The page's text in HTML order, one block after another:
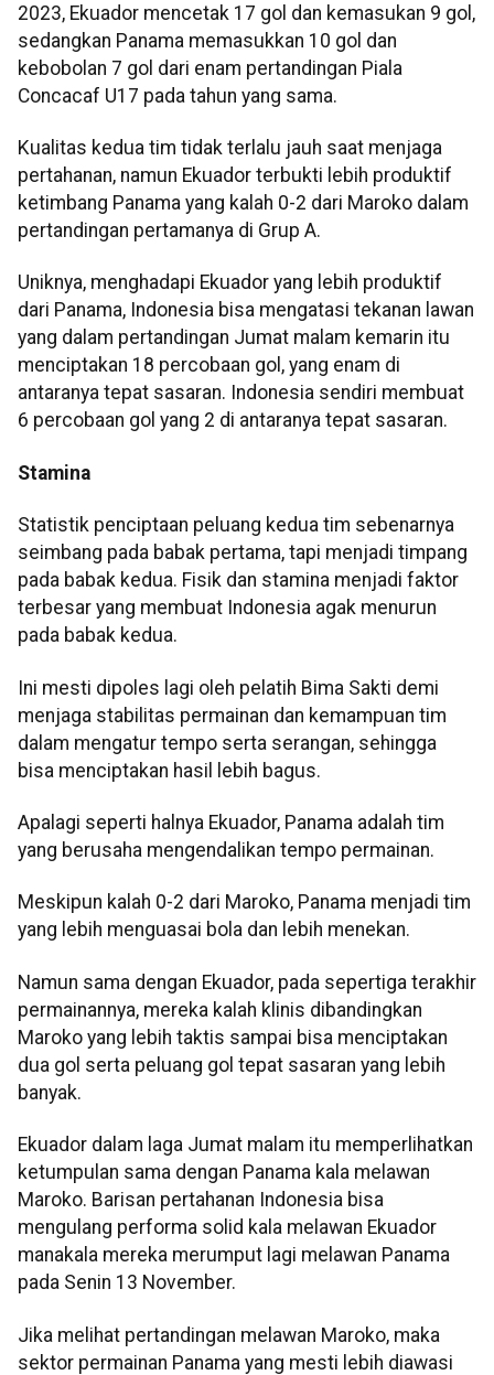
2023, Ekuador mencetak 17 gol dan kemasukan 9 gol,
sedangkan Panama memasukkan 10 gol dan
kebobolan 7 gol dari enam pertandingan Piala
Concacaf U17 pada tahun yang sama.
Kualitas kedua tim tidak terlalu jauh saat menjaga
pertahanan, namun Ekuador terbukti lebih produktif
ketimbang Panama yang kalah 0-2 dari Maroko dalam
pertandingan pertamanya di Grup A.
Uniknya, menghadapi Ekuador yang lebih produktif
dari Panama, Indonesia bisa mengatasi tekanan lawan
yang dalam pertandingan Jumat malam kemarin itu
menciptakan 18 percobaan gol, yang enam di
antaranya tepat sasaran. Indonesia sendiri membuat
6 percobaan gol yang 2 di antaranya tepat sasaran.
Stamina
Statistik penciptaan peluang kedua tim sebenarnya
seimbang pada babak pertama, tapi menjadi timpang
pada babak kedua. Fisik dan stamina menjadi faktor
terbesar yang membuat Indonesia agak menurun
pada babak kedua.
Ini mesti dipoles lagi oleh pelatih Bima Sakti demi
menjaga stabilitas permainan dan kemampuan tim
dalam mengatur tempo serta serangan, sehingga
bisa menciptakan hasil lebih bagus.
Apalagi seperti halnya Ekuador, Panama adalah tim
yang berusaha mengendalikan tempo permainan.
Meskipun kalah 0-2 dari Maroko, Panama menjadi tim
yang lebih menguasai bola dan lebih menekan.
Namun sama dengan Ekuador, pada sepertiga terakhir
permainannya, mereka kalah klinis dibandingkan
Maroko yang lebih taktis sampai bisa menciptakan
dua gol serta peluang gol tepat sasaran yang lebih
banyak.
Ekuador dalam laga Jumat malam itu memperlihatkan
ketumpulan sama dengan Panama kala melawan
Maroko. Barisan pertahanan Indonesia bisa
mengulang performa solid kala melawan Ekuador
manakala mereka merumput lagi melawan Panama
pada Senin 13 November.
Jika melihat pertandingan melawan Maroko, maka
sektor permainan Panama yang mesti lebih diawasi